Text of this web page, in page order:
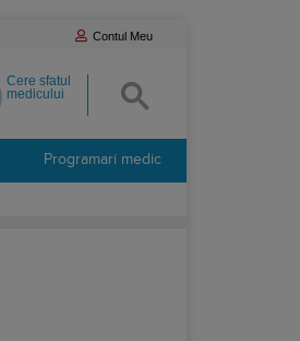
Contul Meu
Cere sfatul
medicului
Programari medic